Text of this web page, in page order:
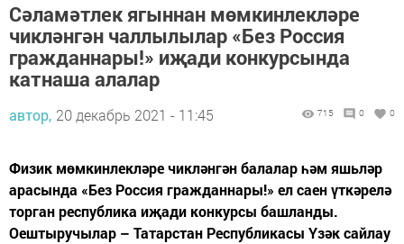
Сәламәтлек ягыннан мөмкинлекләре
чикләнгән чаллылылар «Без Россия
гражданнары!» иҗади конкурсында
катнаша алалар
автор, 20 декабрь 2021 - 11:45 715 0 0
Физик мөмкинлекләре чикләнгән балалар һәм яшьләр
арасында «Без Россия гражданнары!» ел саен үткәрелә
торган республика иҗади конкурсы башланды.
Оештыручылар – Татарстан Республикасы Үзәк сайлау